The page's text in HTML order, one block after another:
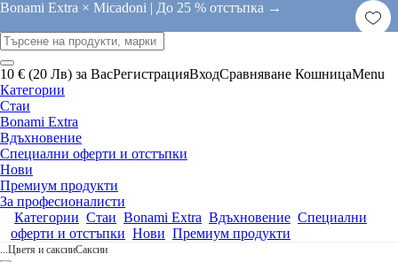
Bonami Extra × Micadoni | До 25 % отстъпка →
10 € (20 Лв) за ВасРегистрацияВходСравняване КошницаMenu
Категории
Стаи
Bonami Extra
Вдъхновение
Специални оферти и отстъпки
Нови
Премиум продукти
За професионалисти
Категории Стаи Bonami Extra Вдъхновение Специални
оферти и отстъпки Нови Премиум продукти
...Цветя и саксииСаксии